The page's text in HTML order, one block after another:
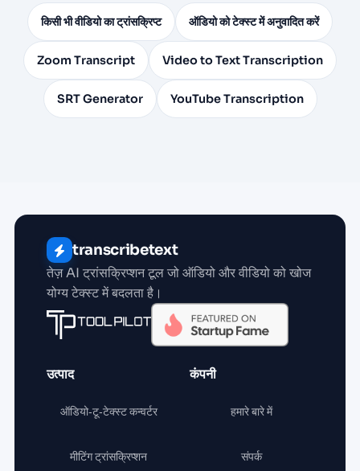
किसी भी वीडियो का ट्रांसक्रिप्ट ऑडियो को टेक्स्ट में अनुवादित करें
Zoom Transcript Video to Text Transcription
SRT Generator YouTube Transcription
transcribetext
तेज़ AI ट्रांसक्रिप्शन टूल जो ऑडियो और वीडियो को खोज
योग्य टेक्स्ट में बदलता है।
उत्पाद
ऑडियो‑टू‑टेक्स्ट कन्वर्टर
मीटिंग ट्रांसक्रिप्शन
कंपनी
हमारे बारे में
संपर्क